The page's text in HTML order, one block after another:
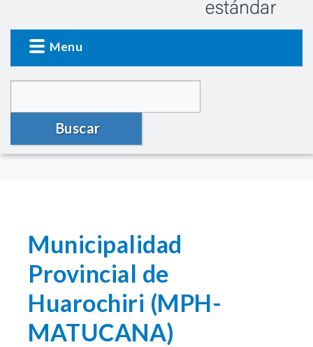
Menu
Buscar
Municipalidad
Provincial de
Huarochiri (MPH-
MATUCANA)